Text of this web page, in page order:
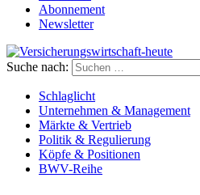
Abonnement
Newsletter
Versicherungswirtschaft-heute
Suche nach:
Schlaglicht
Unternehmen & Management
Märkte & Vertrieb
Politik & Regulierung
Köpfe & Positionen
BWV-Reihe